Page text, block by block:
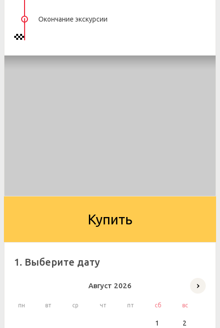
Окончание экскурсии
Купить
1. Выберите дату
Август 2026
пн вт ср чт пт сб вс
1 2